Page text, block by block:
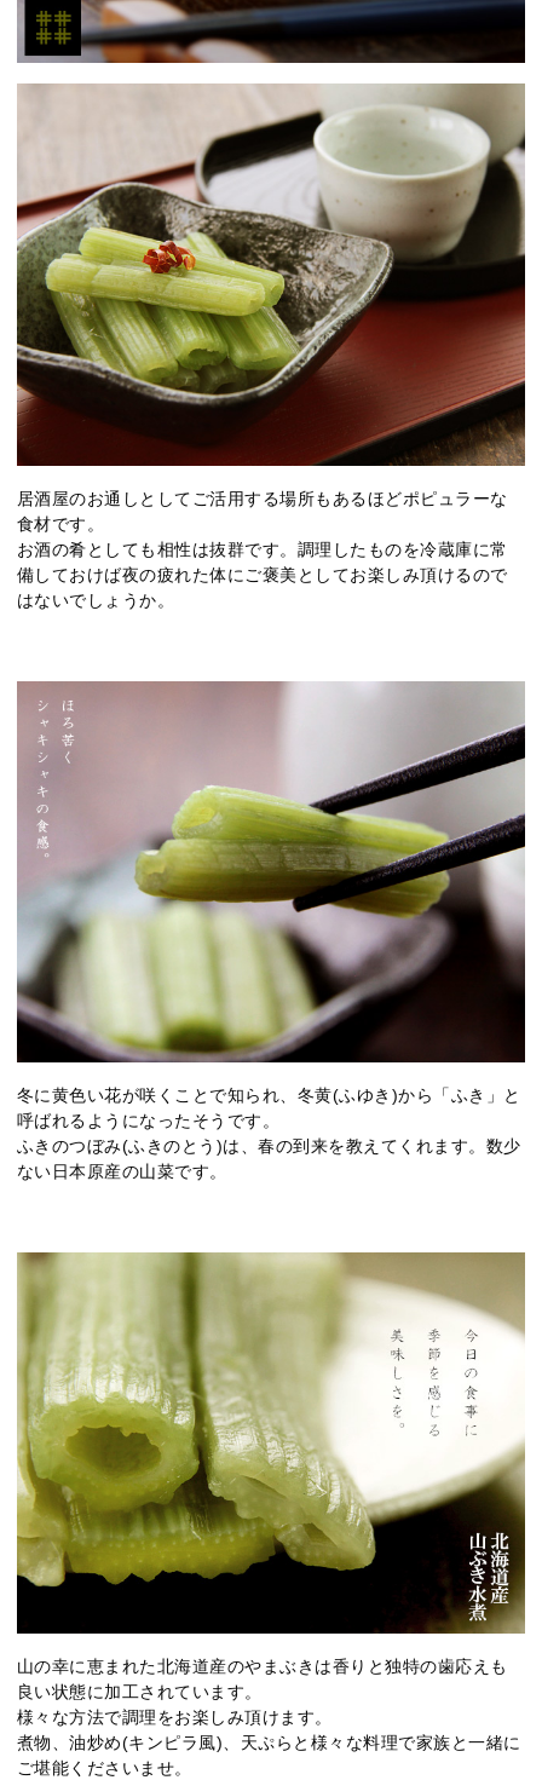
居酒屋のお通しとしてご活用する場所もあるほどポピュラーな
食材です。
お酒の肴としても相性は抜群です。調理したものを冷蔵庫に常
備しておけば夜の疲れた体にご褒美としてお楽しみ頂けるので
はないでしょうか。
冬に黄色い花が咲くことで知られ、冬黄(ふゆき)から「ふき」と
呼ばれるようになったそうです。
ふきのつぼみ(ふきのとう)は、春の到来を教えてくれます。数少
ない日本原産の山菜です。
山の幸に恵まれた北海道産のやまぶきは香りと独特の歯応えも
良い状態に加工されています。
様々な方法で調理をお楽しみ頂けます。
煮物、油炒め(キンピラ風)、天ぷらと様々な料理で家族と一緒に
ご堪能くださいませ。